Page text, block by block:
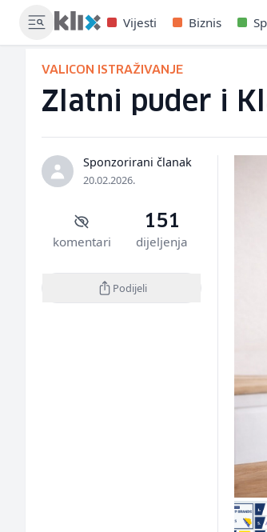
Vijesti Biznis
VALICON ISTRAŽIVANJE
Zlatni puder i
Sponzorirani članak
20.02.2026.
komentari
151
dijeljenja
Podijeli